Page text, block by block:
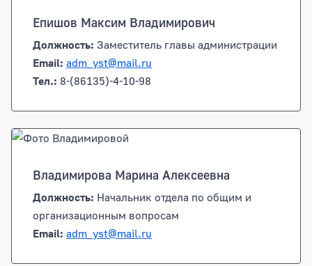
Епишов Максим Владимирович
Должность: Заместитель главы администрации
Email: adm_yst@mail.ru
Тел.: 8-(86135)-4-10-98
Владимирова Марина Алексеевна
Должность: Начальник отдела по общим и
организационным вопросам
Email: adm_yst@mail.ru